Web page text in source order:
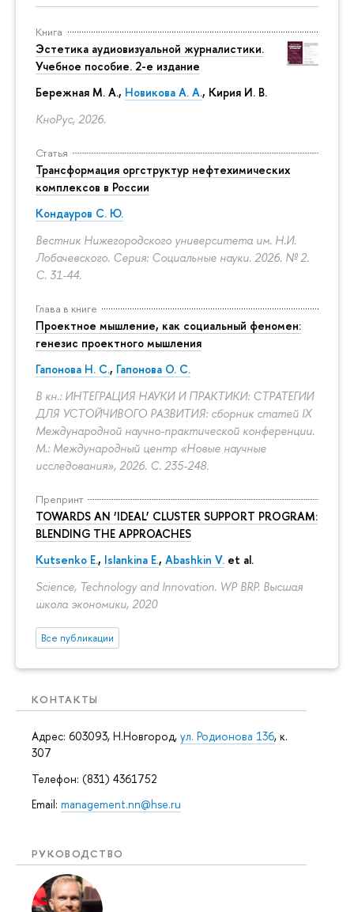
Книга
Эстетика аудиовизуальной журналистики.
Учебное пособие. 2-е издание
Бережная М. А., Новикова А. А., Кирия И. В.
КноРус, 2026.
Статья
Трансформация оргструктур нефтехимических
комплексов в России
Кондауров С. Ю.
Вестник Нижегородского университета им. Н.И.
Лобачевского. Серия: Социальные науки. 2026. № 2.
С. 31-44.
Глава в книге
Проектное мышление, как социальный феномен:
генезис проектного мышления
Гапонова Н. С., Гапонова О. С.
В кн.: ИНТЕГРАЦИЯ НАУКИ И ПРАКТИКИ: СТРАТЕГИИ
ДЛЯ УСТОЙЧИВОГО РАЗВИТИЯ: сборник статей IX
Международной научно-практической конференции.
М.: Международный центр «Новые научные
исследования», 2026. С. 235-248.
Препринт
TOWARDS AN ‘IDEAL’ CLUSTER SUPPORT PROGRAM:
BLENDING THE APPROACHES
Kutsenko E., Islankina E., Abashkin V. et al.
Science, Technology and Innovation. WP BRP. Высшая
школа экономики, 2020
Все публикации
КОНТАКТЫ
Адрес: 603093, Н.Новгород, ул. Родионова 136, к.
307
Телефон: (831) 4361752
Email: management.nn@hse.ru
РУКОВОДСТВО